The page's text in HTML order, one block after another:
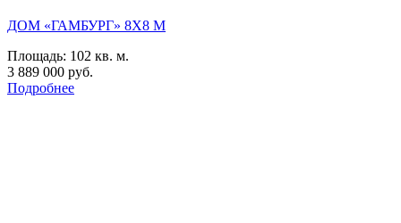
ДОМ «ГАМБУРГ» 8Х8 М
Площадь: 102 кв. м.
3 889 000 руб.
Подробнее